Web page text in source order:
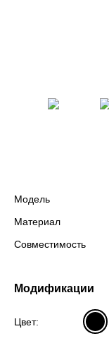
Модель
Материал
Совместимость
Модификации
Цвет: